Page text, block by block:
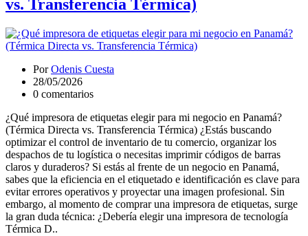
vs. Transferencia Térmica)
PorOdenis Cuesta
28/05/2026
0 comentarios
¿Qué impresora de etiquetas elegir para mi negocio en Panamá?
(Térmica Directa vs. Transferencia Térmica) ¿Estás buscando
optimizar el control de inventario de tu comercio, organizar los
despachos de tu logística o necesitas imprimir códigos de barras
claros y duraderos? Si estás al frente de un negocio en Panamá,
sabes que la eficiencia en el etiquetado e identificación es clave para
evitar errores operativos y proyectar una imagen profesional. Sin
embargo, al momento de comprar una impresora de etiquetas, surge
la gran duda técnica: ¿Debería elegir una impresora de tecnología
Térmica D..